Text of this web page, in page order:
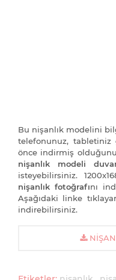
Bu nişanlık modelini
telefonunuz,
önce indirmiş
nişanlık modeli
isteyebilirsiniz.
nişanlık fotoğrafını
Aşağıdaki linke
indirebilirsiniz.